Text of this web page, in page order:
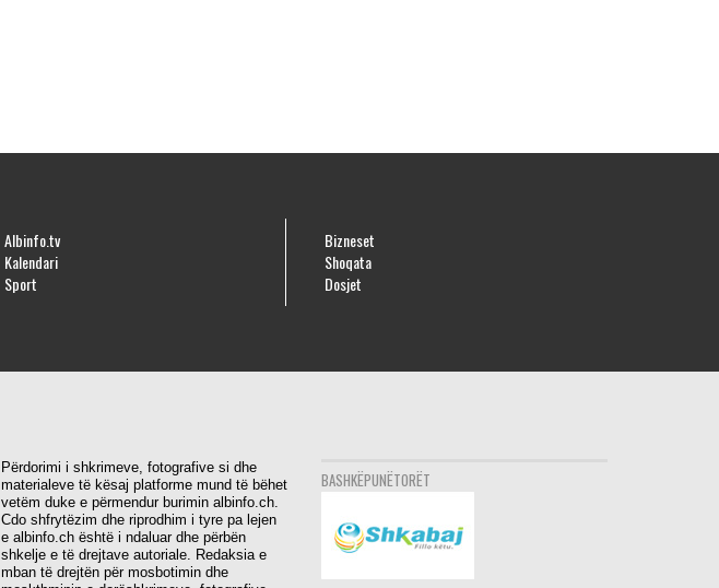
Albinfo.tv
Kalendari
Sport
Bizneset
Shoqata
Dosjet
Përdorimi i shkrimeve, fotografive si dhe
materialeve të kësaj platforme mund të bëhet
vetëm duke e përmendur burimin albinfo.ch.
Cdo shfrytëzim dhe riprodhim i tyre pa lejen
e albinfo.ch është i ndaluar dhe përbën
shkelje e të drejtave autoriale. Redaksia e
mban të drejtën për mosbotimin dhe
BASHKËPUNËTORËT